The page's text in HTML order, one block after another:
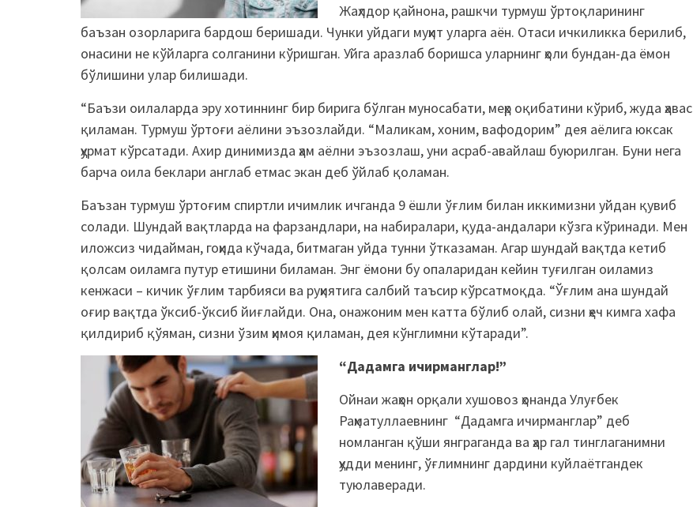
Жаҳлдор қайнона, рашкчи турмуш ўртоқларининг
баъзан озорларига бардош беришади. Чунки уйдаги муҳит уларга аён. Отаси ичкиликка берилиб,
онасини не кўйларга солганини кўришган. Уйга аразлаб боришса уларнинг ҳоли бундан-да ёмон
бўлишини улар билишади.
“Баъзи оилаларда эру хотиннинг бир бирига бўлган муносабати, меҳр оқибатини кўриб, жуда ҳавас
қиламан. Турмуш ўртоғи аёлини эъзозлайди. “Маликам, хоним, вафодорим” дея аёлига юксак
ҳурмат кўрсатади. Ахир динимизда ҳам аёлни эъзозлаш, уни асраб-авайлаш буюрилган. Буни нега
барча оила беклари англаб етмас экан деб ўйлаб қоламан.
Баъзан турмуш ўртоғим спиртли ичимлик ичганда 9 ёшли ўғлим билан иккимизни уйдан қувиб
солади. Шундай вақтларда на фарзандлари, на набиралари, қуда-андалари кўзга кўринади. Мен
иложсиз чидайман, гоҳида кўчада, битмаган уйда тунни ўтказаман. Агар шундай вақтда кетиб
қолсам оиламга путур етишини биламан. Энг ёмони бу опаларидан кейин туғилган оиламиз
кенжаси – кичик ўғлим тарбияси ва руҳиятига салбий таъсир кўрсатмоқда. “Ўғлим ана шундай
оғир вақтда ўксиб-ўксиб йиғлайди. Она, онажоним мен катта бўлиб олай, сизни ҳеч кимга хафа
қилдириб қўяман, сизни ўзим ҳимоя қиламан, дея кўнглимни кўтаради”.
“Дадамга ичирманглар!”
Ойнаи жаҳон орқали хушовоз ҳонанда Улуғбек
Раҳматуллаевнинг “Дадамга ичирманглар” деб
номланган қўши янграганда ва ҳар гал тинглаганимни
ҳудди менинг, ўғлимнинг дардини куйлаётгандек
туюлаверади.